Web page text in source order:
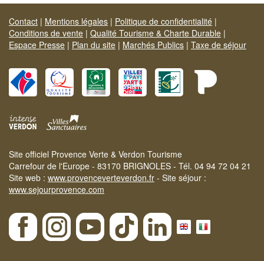
Contact | Mentions légales | Politique de confidentialité |
Conditions de vente | Qualité Tourisme & Charte Durable |
Espace Presse | Plan du site | Marchés Publics | Taxe de séjour
Site officiel Provence Verte & Verdon Tourisme
Carrefour de l'Europe - 83170 BRIGNOLES - Tél. 04 94 72 04 21
Site web : www.provenceverteverdon.fr - Site séjour :
www.sejourprovence.com